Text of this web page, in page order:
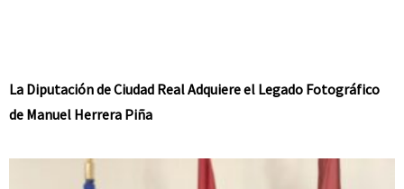
La Diputación de Ciudad Real Adquiere el Legado Fotográfico
de Manuel Herrera Piña